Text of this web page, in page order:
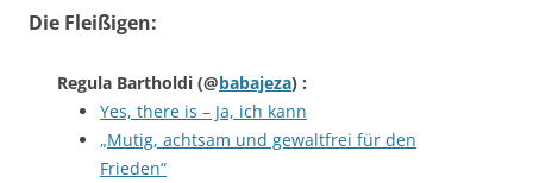
Die Fleißigen:
Regula Bartholdi (@babajeza) :
Yes, there is – Ja, ich kann
„Mutig, achtsam und gewaltfrei für den
Frieden“